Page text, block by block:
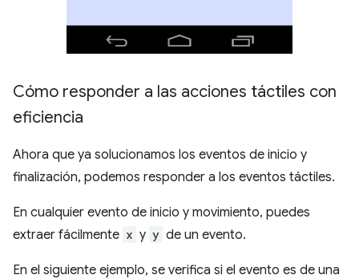
Cómo responder a las acciones táctiles con
eficiencia
Ahora que ya solucionamos los eventos de inicio y
finalización, podemos responder a los eventos táctiles.
En cualquier evento de inicio y movimiento, puedes
extraer fácilmente x y y de un evento.
En el siguiente ejemplo, se verifica si el evento es de una